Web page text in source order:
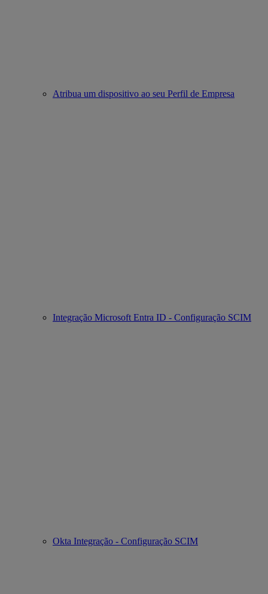
Atribua um dispositivo ao seu Perfil de Empresa
Integração Microsoft Entra ID - Configuração SCIM
Okta Integração - Configuração SCIM